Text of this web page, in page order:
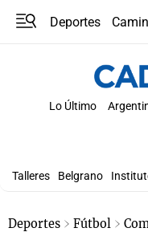
Deportes
Lo Último
Talleres Belgrano
Deportes Fútbol